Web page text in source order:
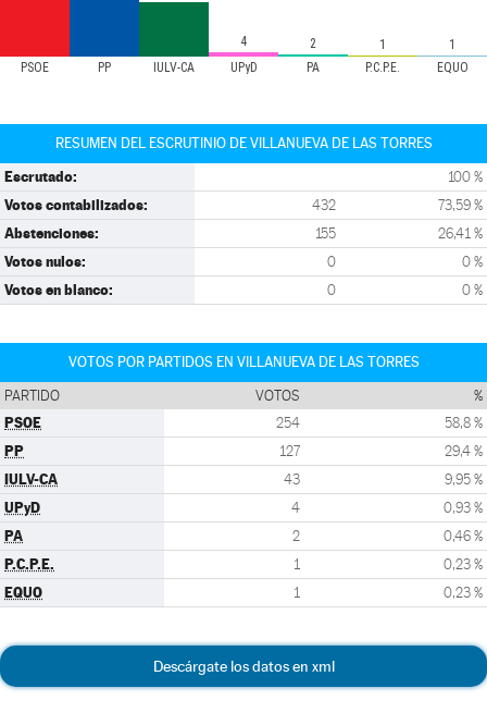
PSOE PP IULV-CA UPyD PA P.C.P.E. EQUO
4 2 1 1
RESUMEN DEL ESCRUTINIO DE VILLANUEVA DE LAS TORRES
Escrutado: 100 %
Votos contabilizados: 432 73,59 %
Abstenciones: 155 26,41 %
Votos nulos: 0 0 %
Votos en blanco: 0 0 %
VOTOS POR PARTIDOS EN VILLANUEVA DE LAS TORRES
PARTIDO VOTOS %
PSOE 254 58,8 %
PP 127 29,4 %
IULV-CA 43 9,95 %
UPyD 4 0,93 %
PA 2 0,46 %
P.C.P.E. 1 0,23 %
EQUO 1 0,23 %
Descárgate los datos en xml